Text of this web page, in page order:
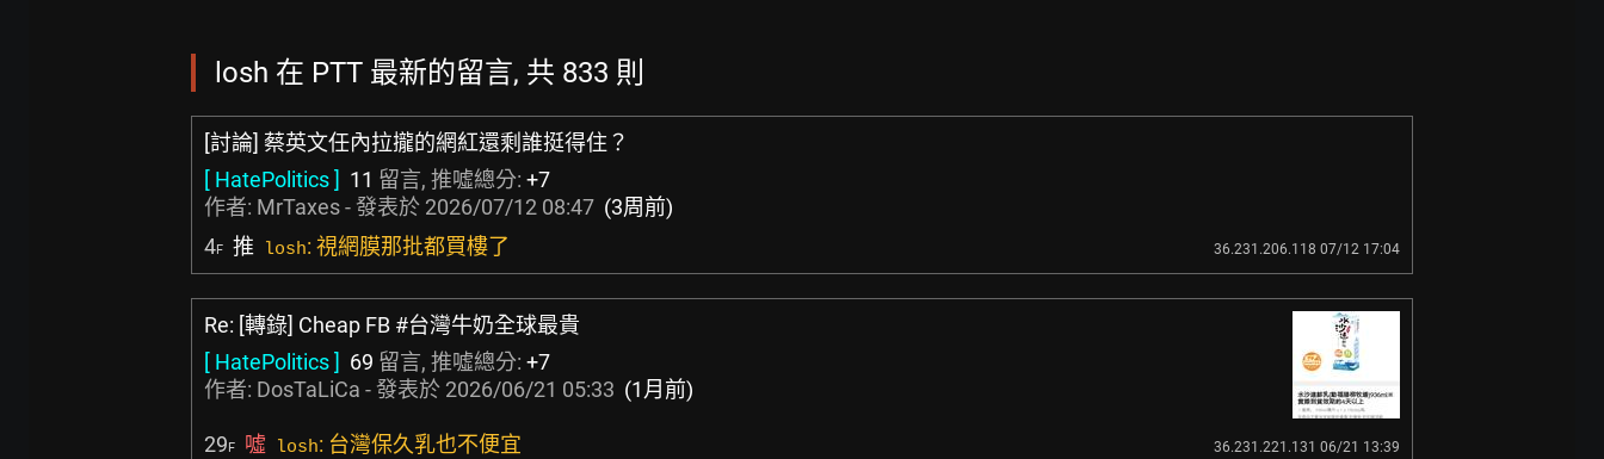
losh 在 PTT 最新的留言, 共 833 則
[討論] 蔡英文任內拉攏的網紅還剩誰挺得住？
[ HatePolitics ] 11 留言, 推噓總分: +7
作者: MrTaxes- 發表於 2026/07/12 08:47 (3周前)
4F 推 losh: 視網膜那批都買樓了 36.231.206.118 07/12 17:04
Re: [轉錄] Cheap FB #台灣牛奶全球最貴
[ HatePolitics ] 69 留言, 推噓總分: +7
作者: DosTaLiCa - 發表於 2026/06/21 05:33 (1月前)
29F 噓 losh: 台灣保久乳也不便宜 36.231.221.131 06/21 13:39